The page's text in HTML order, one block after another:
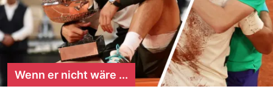
Wenn er nicht wäre ...